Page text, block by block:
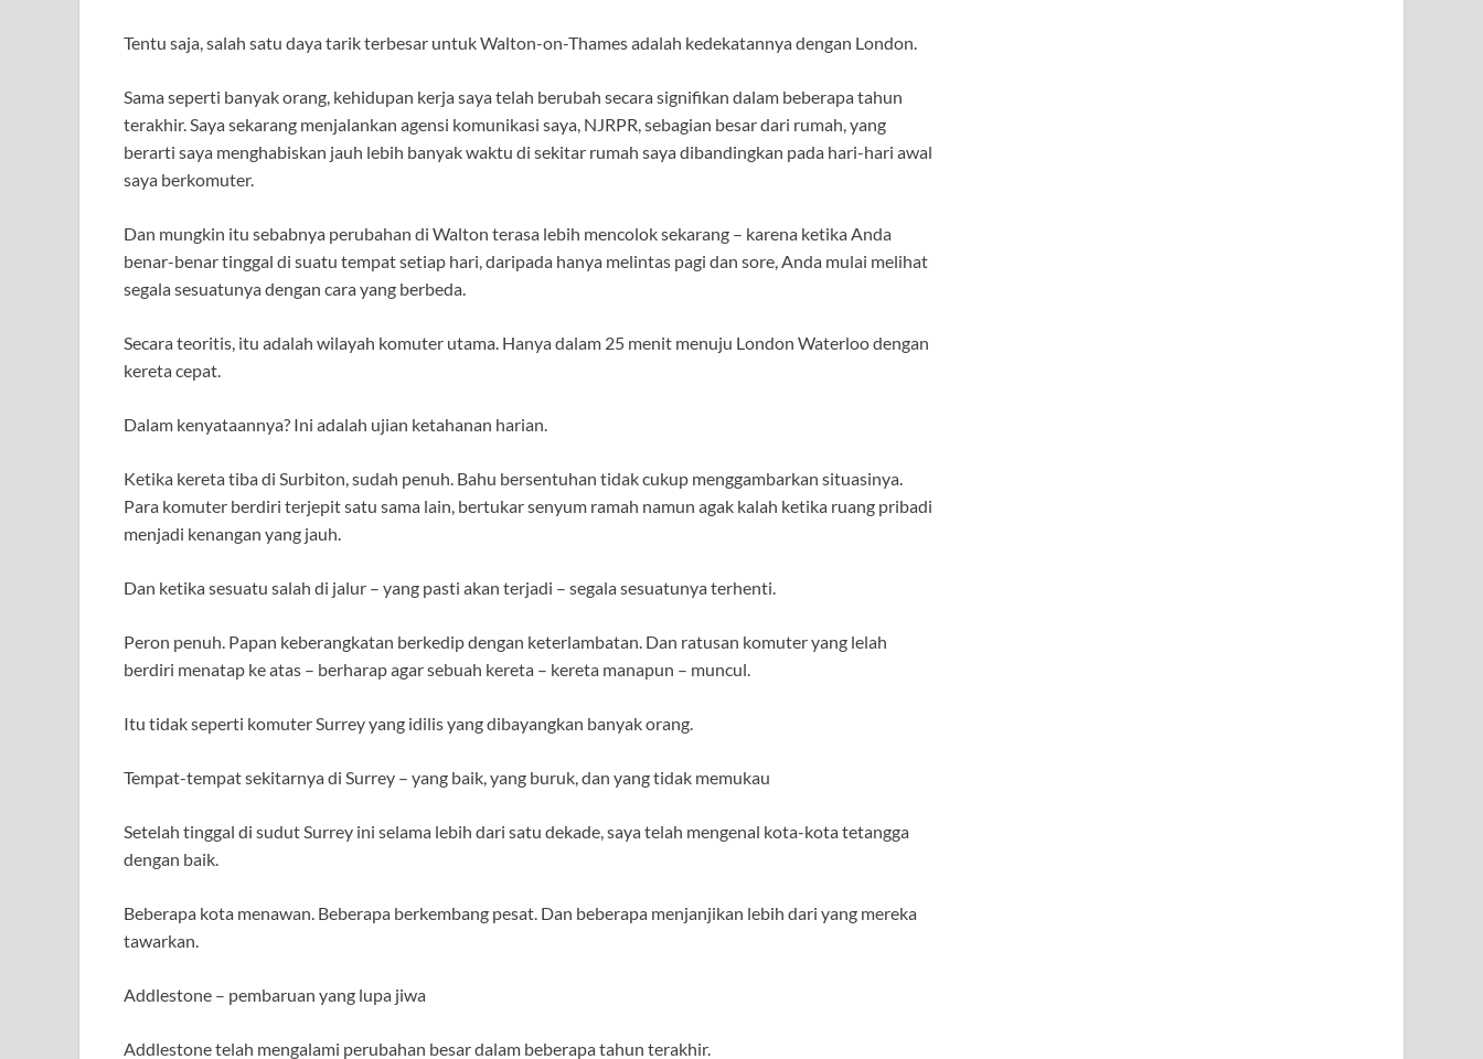
Tentu saja, salah satu daya tarik terbesar untuk Walton-on-Thames adalah kedekatannya dengan London.
Sama seperti banyak orang, kehidupan kerja saya telah berubah secara signifikan dalam beberapa tahun
terakhir. Saya sekarang menjalankan agensi komunikasi saya, NJRPR, sebagian besar dari rumah, yang
berarti saya menghabiskan jauh lebih banyak waktu di sekitar rumah saya dibandingkan pada hari-hari awal
saya berkomuter.
Dan mungkin itu sebabnya perubahan di Walton terasa lebih mencolok sekarang – karena ketika Anda
benar-benar tinggal di suatu tempat setiap hari, daripada hanya melintas pagi dan sore, Anda mulai melihat
segala sesuatunya dengan cara yang berbeda.
Secara teoritis, itu adalah wilayah komuter utama. Hanya dalam 25 menit menuju London Waterloo dengan
kereta cepat.
Dalam kenyataannya? Ini adalah ujian ketahanan harian.
Ketika kereta tiba di Surbiton, sudah penuh. Bahu bersentuhan tidak cukup menggambarkan situasinya.
Para komuter berdiri terjepit satu sama lain, bertukar senyum ramah namun agak kalah ketika ruang pribadi
menjadi kenangan yang jauh.
Dan ketika sesuatu salah di jalur – yang pasti akan terjadi – segala sesuatunya terhenti.
Peron penuh. Papan keberangkatan berkedip dengan keterlambatan. Dan ratusan komuter yang lelah
berdiri menatap ke atas – berharap agar sebuah kereta – kereta manapun – muncul.
Itu tidak seperti komuter Surrey yang idilis yang dibayangkan banyak orang.
Tempat-tempat sekitarnya di Surrey – yang baik, yang buruk, dan yang tidak memukau
Setelah tinggal di sudut Surrey ini selama lebih dari satu dekade, saya telah mengenal kota-kota tetangga
dengan baik.
Beberapa kota menawan. Beberapa berkembang pesat. Dan beberapa menjanjikan lebih dari yang mereka
tawarkan.
Addlestone – pembaruan yang lupa jiwa
Addlestone telah mengalami perubahan besar dalam beberapa tahun terakhir.